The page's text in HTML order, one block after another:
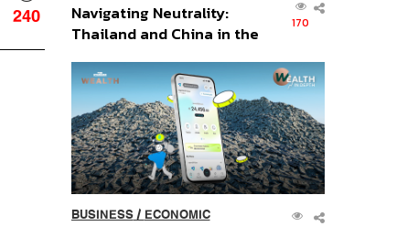
240
Navigating Neutrality:
Thailand and China in the
Order
170
BUSINESS/ ECONOMIC